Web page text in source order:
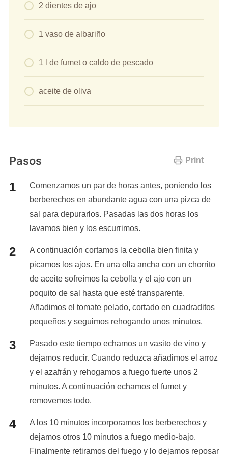
2 dientes de ajo
1 vaso de albariño
1 l de fumet o caldo de pescado
aceite de oliva
Print
Pasos
Comenzamos un par de horas antes, poniendo los
berberechos en abundante agua con una pizca de
sal para depurarlos. Pasadas las dos horas los
lavamos bien y los escurrimos.
A continuación cortamos la cebolla bien finita y
picamos los ajos. En una olla ancha con un chorrito
de aceite sofreímos la cebolla y el ajo con un
poquito de sal hasta que esté transparente.
Añadimos el tomate pelado, cortado en cuadraditos
pequeños y seguimos rehogando unos minutos.
Pasado este tiempo echamos un vasito de vino y
dejamos reducir. Cuando reduzca añadimos el arroz
y el azafrán y rehogamos a fuego fuerte unos 2
minutos. A continuación echamos el fumet y
removemos todo.
A los 10 minutos incorporamos los berberechos y
dejamos otros 10 minutos a fuego medio-bajo.
Finalmente retiramos del fuego y lo dejamos reposar